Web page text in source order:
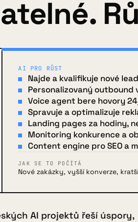
AI PRO RŮST
Najde a kvalifikuje nové
Personalizovaný outbound
Voice agent bere hovory
Spravuje a optimalizuje
Landing pages za hodiny,
Monitoring konkurence a
Content engine pro SEO a
JAK SE TO POČÍTÁ
Nové zakázky, vyšší konverze,
AI projektů řeší úspory,